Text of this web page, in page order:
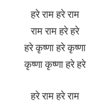
हरे राम हरे राम
राम राम हरे हरे
हरे कृष्णा हरे कृष्णा
कृष्णा कृष्णा हरे हरे
हरे राम हरे राम